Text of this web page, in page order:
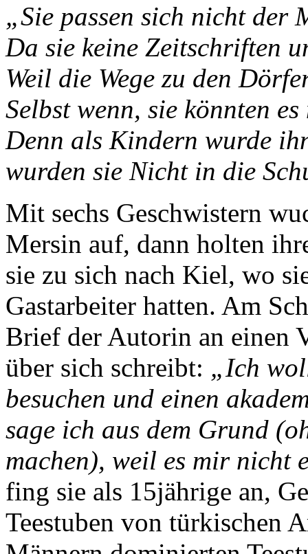
„Sie passen sich nicht der
Da sie keine Zeitschriften
Weil die Wege zu den
Selbst wenn, sie könnten
Denn als Kindern wurde
wurden sie Nicht in die
Mit sechs Geschwistern
Mersin auf, dann holten
sie zu sich nach Kiel, wo
Gastarbeiter hatten. Am
Brief der Autorin an einen
über sich schreibt: „Ich
besuchen und einen
sage ich aus dem Grund
machen), weil es mir nicht
fing sie als 15jährige an,
Teestuben von türkischen